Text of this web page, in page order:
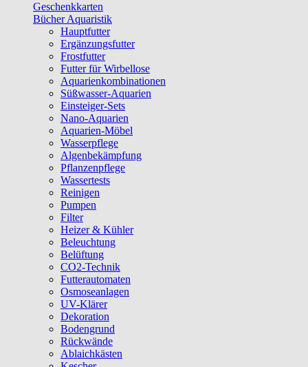
Geschenkkarten
Bücher Aquaristik
Hauptfutter
Ergänzungsfutter
Frostfutter
Futter für Wirbellose
Aquarienkombinationen
Süßwasser-Aquarien
Einsteiger-Sets
Nano-Aquarien
Aquarien-Möbel
Wasserpflege
Algenbekämpfung
Pflanzenpflege
Wassertests
Reinigen
Pumpen
Filter
Heizer & Kühler
Beleuchtung
Belüftung
CO2-Technik
Futterautomaten
Osmoseanlagen
UV-Klärer
Dekoration
Bodengrund
Rückwände
Ablaichkästen